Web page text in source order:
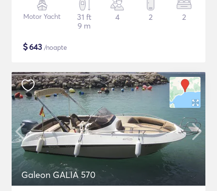
Motor Yacht
31 ft
9 m
4 2 2
$643 /noapte
Galeon GALIA 570